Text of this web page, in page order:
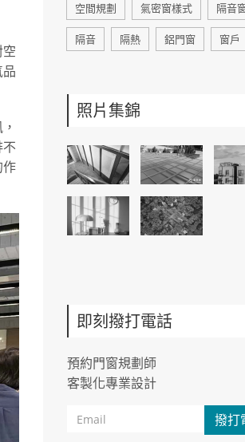
作
空間規劃 氣密窗樣式 隔音
隔音 隔熱 鋁門窗 窗戶
照片集錦
即刻撥打電話
預約門窗規劃師
客製化專業設計
撥打